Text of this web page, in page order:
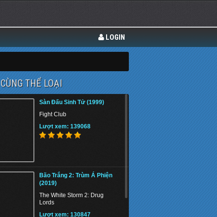
LOGIN
CÙNG THỂ LOẠI
Sàn Đấu Sinh Tử (1999)
Fight Club
Lượt xem: 139068
Bão Trắng 2: Trùm Á Phiện
(2019)
The White Storm 2: Drug
Lords
Lượt xem: 130847